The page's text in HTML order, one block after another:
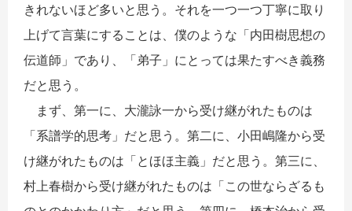
きれないほど多いと思う。それを一つ一つ丁寧に取り
上げて言葉にすることは、僕のような「内田樹思想の
伝道師」であり、「弟子」にとっては果たすべき義務
だと思う。
まず、第一に、大瀧詠一から受け継がれたものは
「系譜学的思考」だと思う。第二に、小田嶋隆から受
け継がれたものは「とほほ主義」だと思う。第三に、
村上春樹から受け継がれたものは「この世ならざるも